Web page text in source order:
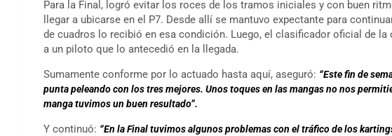
Para la Final, logró evitar los roces de los tramos iniciales y con buen
llegar a ubicarse en el P7. Desde allí se mantuvo expectante para
de cuadros lo recibió en esa condición. Luego, el clasificador oficial de
a un piloto que lo antecedió en la llegada.
Sumamente conforme por lo actuado hasta aquí, aseguró: “Este fin de
punta peleando con los tres mejores. Unos toques en las mangas no nos
manga tuvimos un buen resultado”.
Y continuó: “En la Final tuvimos algunos problemas con el tráfico de los